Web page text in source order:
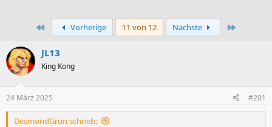
l
l
e
t
e
Erste Vorherige 11 von 12 Nächste
JL13
King Kong
24 März 2025 #201
DesmondGrün schrieb: